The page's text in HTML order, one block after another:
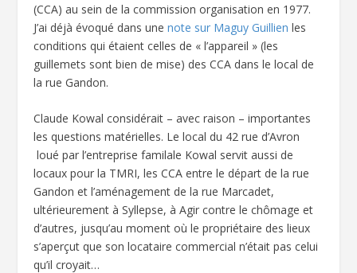
(CCA) au sein de la commission organisation en 1977.
J’ai déjà évoqué dans unenote sur Maguy Guillienles
conditions qui étaient celles de « l’appareil » (les
guillemets sont bien de mise) des CCA dans le local de
la rue Gandon.
Claude Kowal considérait – avec raison – importantes
les questions matérielles. Le local du 42 rue d’Avron
loué par l’entreprise familale Kowal servit aussi de
locaux pour la TMRI, les CCA entre le départ de la rue
Gandon et l’aménagement de la rue Marcadet,
ultérieurement à Syllepse, à Agir contre le chômage et
d’autres, jusqu’au moment où le propriétaire des lieux
s’aperçut que son locataire commercial n’était pas celui
qu’il croyait…